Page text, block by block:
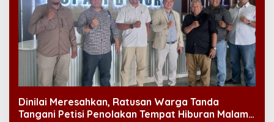
Dinilai Meresahkan, Ratusan Warga Tanda
Tangani Petisi Penolakan Tempat Hiburan Malam